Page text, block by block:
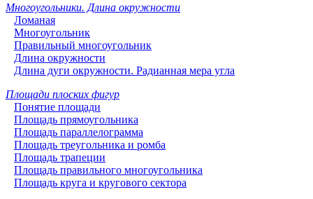
Многоугольники. Длина окружности
Ломаная
Многоугольник
Правильный многоугольник
Длина окружности
Длина дуги окружности. Радианная мера угла
Площади плоских фигур
Понятие площади
Площадь прямоугольника
Площадь параллелограмма
Площадь треугольника и ромба
Площадь трапеции
Площадь правильного многоугольника
Площадь круга и кругового сектора